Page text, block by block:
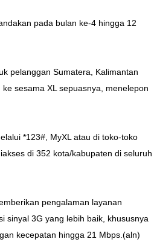
pada bulan ke-4 hingga 12
pelanggan Sumatera, Kalimantan
sesama XL sepuasnya, menelepon
*123#, MyXL atau di toko-toko
di 352 kota/kabupaten di seluruh
pengalaman layanan
sinyal 3G yang lebih baik, khususnya
kecepatan hingga 21 Mbps.(aln)